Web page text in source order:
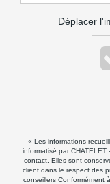
Déplacer
« Les informations
informatisé par
contact. Elles sont
client dans le respect des
conseillers Conformément